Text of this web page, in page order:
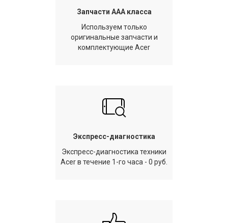
Запчасти AAA класса
Используем только
оригинальные запчасти и
комплектующие Acer
Экспресс-диагностика
Экспресс-диагностика техники
Acer в течение 1-го часа - 0 руб.